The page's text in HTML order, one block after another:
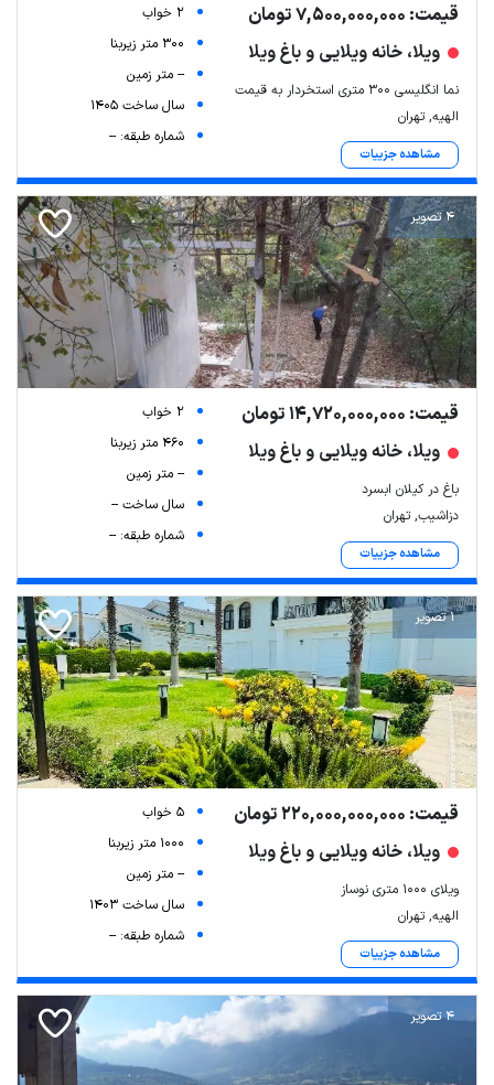
قیمت: 7,500,000,000 تومان
ویلا، خانه ویلایی و باغ ویلا
نما انگلیسی ۳۰۰ متری استخردار به قیمت
الهیه, تهران
مشاهده جزییات
2 خواب
300 متر زیربنا
-- متر زمین
سال ساخت 1405
شماره طبقه: --
4 تصویر
قیمت: 14,720,000,000 تومان
ویلا، خانه ویلایی و باغ ویلا
باغ در کیلان ابسرد
دزاشیب, تهران
مشاهده جزییات
2 خواب
460 متر زیربنا
-- متر زمین
سال ساخت --
شماره طبقه: --
1 تصویر
قیمت: 220,000,000,000 تومان
ویلا، خانه ویلایی و باغ ویلا
ویلای ۱۰۰۰ متری نوساز
الهیه, تهران
مشاهده جزییات
5 خواب
1000 متر زیربنا
-- متر زمین
سال ساخت 1403
شماره طبقه: --
4 تصویر